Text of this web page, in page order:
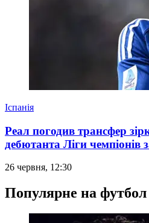
Іспанія
Реал погодив трансфер
дебютанта Ліги чемпіонів
26 червня, 12:30
Популярне на футбол